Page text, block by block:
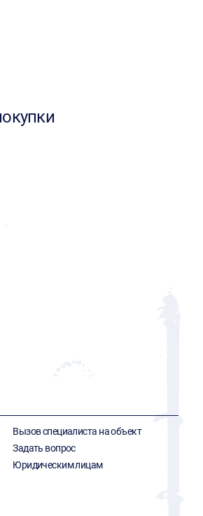
Вызов специалиста на объект
Задать вопрос
Юридическим лицам